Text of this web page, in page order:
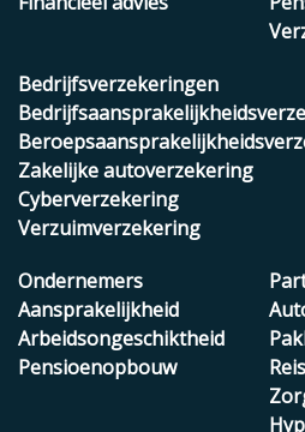
Bedrijfsverzekeringen
Zakelijke autoverzekering
Cyberverzekering
Verzuimverzekering
Ondernemers
Aansprakelijkheid
Arbeidsongeschiktheid
Pensioenopbouw